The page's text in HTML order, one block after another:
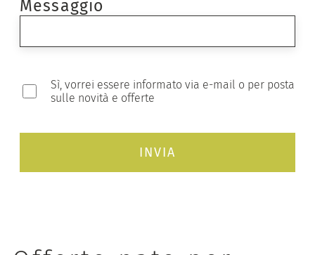
Messaggio
Sì, vorrei essere informato via e-mail o per posta
sulle novità e offerte